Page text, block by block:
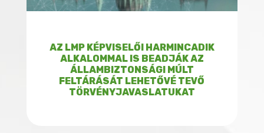
AZ LMP KÉPVISELŐI HARMINCADIK
ALKALOMMAL IS BEADJÁK AZ
ÁLLAMBIZTONSÁGI MÚLT
FELTÁRÁSÁT LEHETŐVÉ TEVŐ
TÖRVÉNYJAVASLATUKAT